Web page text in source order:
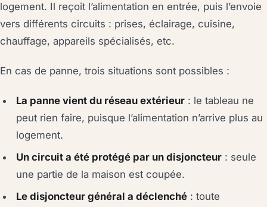
logement. Il reçoit l’alimentation en entrée, puis l’envoie
vers différents circuits : prises, éclairage, cuisine,
chauffage, appareils spécialisés, etc.
En cas de panne, trois situations sont possibles :
La panne vient du réseau extérieur : le tableau ne
peut rien faire, puisque l’alimentation n’arrive plus au
logement.
Un circuit a été protégé par un disjoncteur : seule
une partie de la maison est coupée.
Le disjoncteur général a déclenché : toute